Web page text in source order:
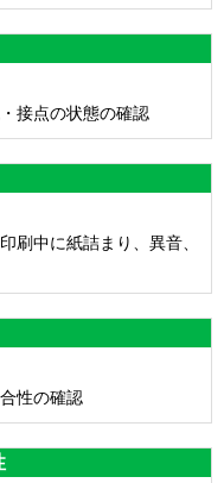
接点の状態の確認
刷中に紙詰まり、異音、
性の確認